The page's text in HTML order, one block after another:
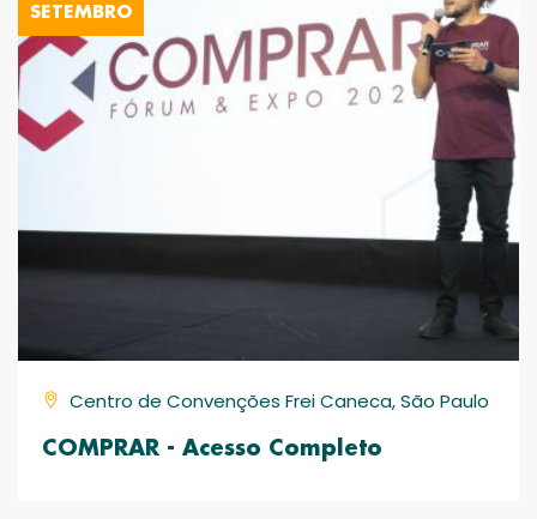
SETEMBRO
Centro de Convenções Frei Caneca, São Paulo
COMPRAR - Acesso Completo